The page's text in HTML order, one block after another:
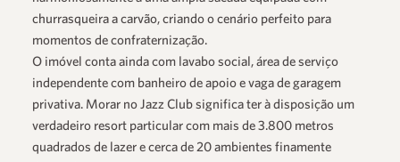
churrasqueira a carvão, criando o cenário perfeito para
momentos de confraternização.
O imóvel conta ainda com lavabo social, área de serviço
independente com banheiro de apoio e vaga de garagem
privativa. Morar no Jazz Club significa ter à disposição um
verdadeiro resort particular com mais de 3.800 metros
quadrados de lazer e cerca de 20 ambientes finamente